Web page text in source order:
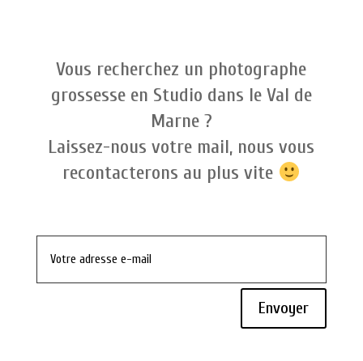
Vous recherchez un photographe
grossesse en Studio dans le Val de
Marne ?
Laissez-nous votre mail, nous vous
recontacterons au plus vite
Envoyer